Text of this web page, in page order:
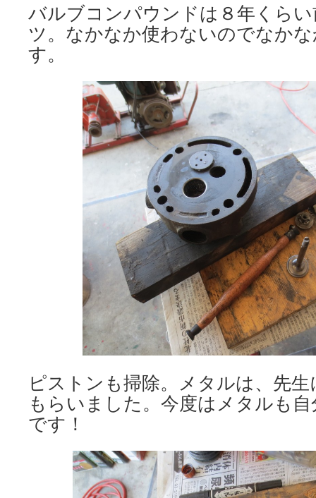
バルブコンパウンドは８年くら
ツ。なかなか使わないのでなか
す。
ピストンも掃除。メタルは、先
もらいました。今度はメタルも
です！